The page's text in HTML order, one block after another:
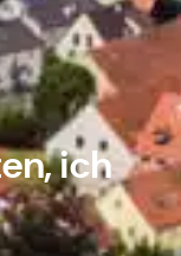
ich